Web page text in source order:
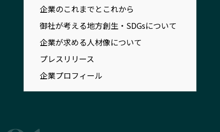
沖縄エリア
カテゴリから探す
プレスリリース
イベント
企業のこれまでとこれから
御社が考える地方創生・SDGsについて
企業が求める人材像について
プレスリリース
企業プロフィール